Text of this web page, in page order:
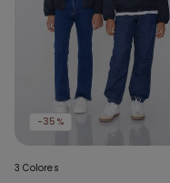
-35%
3 Colores